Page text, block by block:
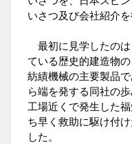
いさつ及び会社紹介
最初に見学したの
ている歴史的建造物
紡績機械の主要製品
ら端を発する同社の
工場近くで発生した
ち早く救助に駆け付
した。